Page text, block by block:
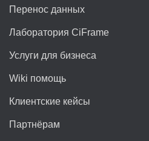
Перенос данных
Лаборатория CiFrame
Услуги для бизнеса
Wiki помощь
Клиентские кейсы
Партнёрам